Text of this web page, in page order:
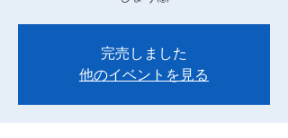
完売しました
他のイベントを見る